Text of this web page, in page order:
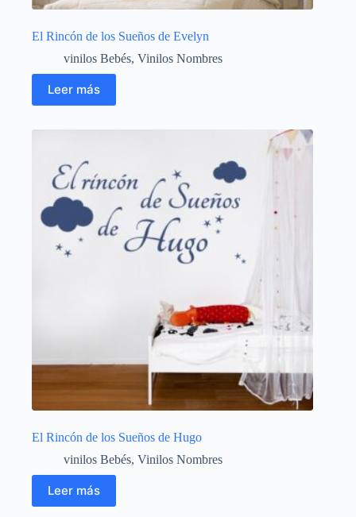
El Rincón de los Sueños de Evelyn
vinilos Bebés, Vinilos Nombres
Leer más
El Rincón de los Sueños de Hugo
vinilos Bebés, Vinilos Nombres
Leer más